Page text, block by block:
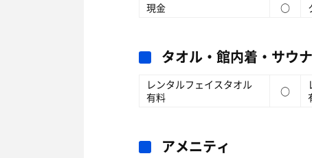
現金 ○
タオル・館内着・サウ
レンタルフェイスタオル
有料
○
アメニティ